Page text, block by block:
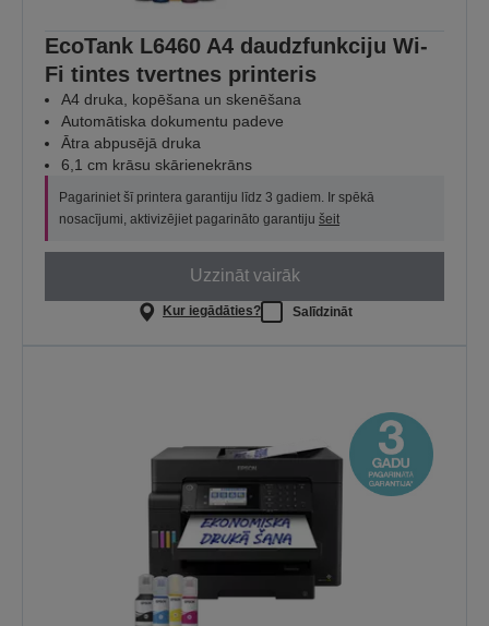
EcoTank L6460 A4 daudzfunkciju Wi-
Fi tintes tvertnes printeris
A4 druka, kopēšana un skenēšana
Automātiska dokumentu padeve
Ātra abpusējā druka
6,1 cm krāsu skārienekrāns
Pagariniet šī printera garantiju līdz 3 gadiem. Ir spēkā
nosacījumi, aktivizējiet pagarināto garantiju šeit
Uzzināt vairāk
Kur iegādāties? Salīdzināt